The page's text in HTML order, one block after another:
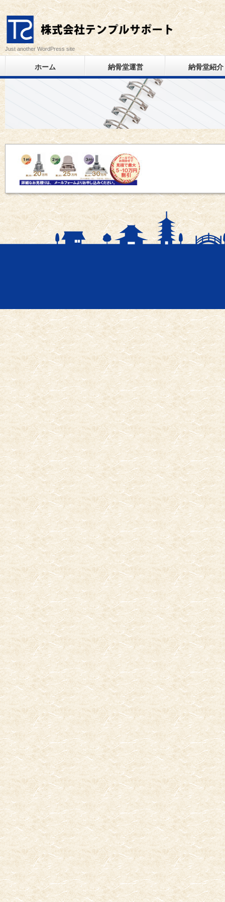
Just another WordPress site
ホーム 納骨堂運営 納骨堂紹介